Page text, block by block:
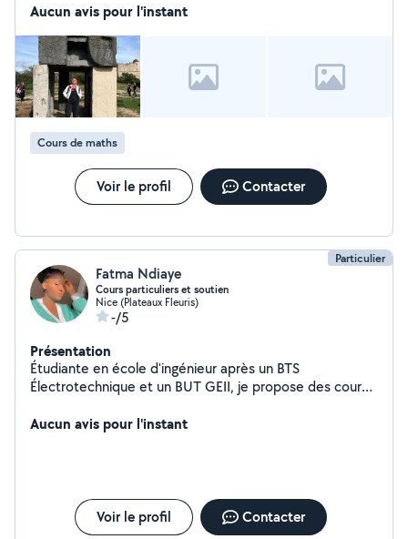
ouverte à des cours supp en maths jusqu'au niveau
Aucun avis pour l'instant
Cours de maths
Voir le profil Contacter
Particulier
Fatma Ndiaye
Cours particuliers et soutien
Nice (Plateaux Fleuris)
-/5
Présentation
Étudiante en école d'ingénieur après un BTS
Électrotechnique et un BUT GEII, je propose des cours
primaire, collège et lycée. Matières proposées :
accompagnement personnalisé selon les besoins de
l'élève. Objectifs : Améliorer la compréhension, combler
les lacunes, préparer les examens et gagner en
Aucun avis pour l'instant
Voir le profil Contacter